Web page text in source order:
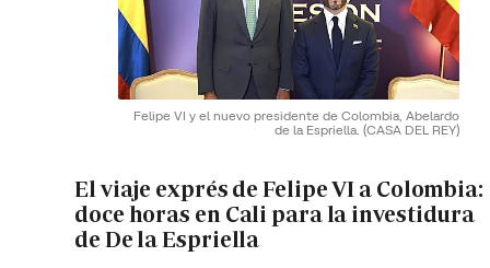
Felipe VI y el nuevo presidente de Colombia, Abelardo
de la Espriella. (CASA DEL REY)
El viaje exprés de Felipe VI a Colombia:
doce horas en Cali para la investidura
de De la Espriella